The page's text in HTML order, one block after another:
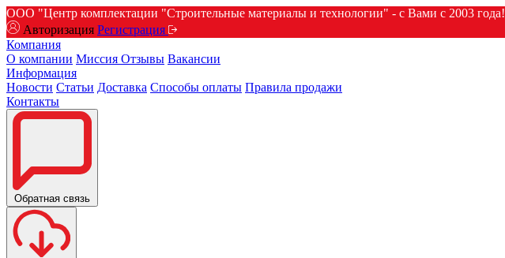
ООО "Центр комплектации "Строительные материалы и технологии" - с Вами с 2003 года!
Авторизация Регистрация
Компания
О компании Миссия Отзывы Вакансии
Информация
Новости Статьи Доставка Способы оплаты Правила продажи
Контакты
Обратная связь